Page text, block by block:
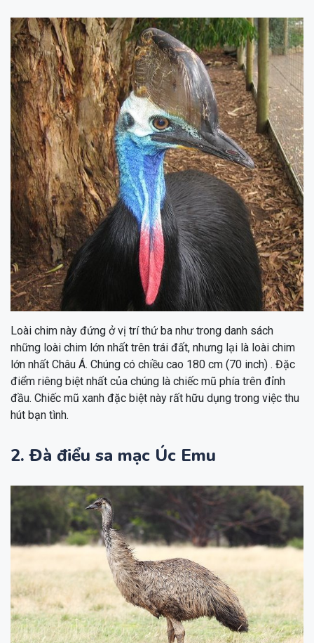
Loài chim này đứng ở vị trí thứ ba như trong danh sách
những loài chim lớn nhất trên trái đất, nhưng lại là loài chim
lớn nhất Châu Á. Chúng có chiều cao 180 cm (70 inch) . Đặc
điểm riêng biệt nhất của chúng là chiếc mũ phía trên đỉnh
đầu. Chiếc mũ xanh đặc biệt này rất hữu dụng trong việc thu
hút bạn tình.
2. Đà điểu sa mạc Úc Emu